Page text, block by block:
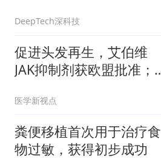
DeepTech深科技
促进头发再生，艾伯维
JAK抑制剂获欧盟批准；
准，治疗特应性皮炎
医学新视点
粪便移植首次用于治疗食
物过敏，获得初步成功